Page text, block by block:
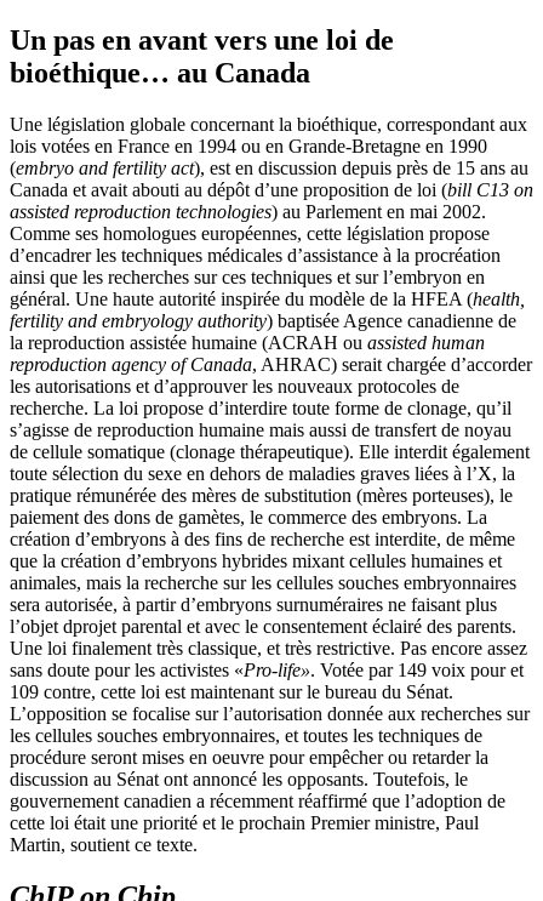
Un pas en avant vers une loi de
bioéthique… au Canada
Une législation globale concernant la bioéthique, correspondant aux
lois votées en France en 1994 ou en Grande-Bretagne en 1990
(embryo and fertility act), est en discussion depuis près de 15 ans au
Canada et avait abouti au dépôt d’une proposition de loi (bill C13 on
assisted reproduction technologies) au Parlement en mai 2002.
Comme ses homologues européennes, cette législation propose
d’encadrer les techniques médicales d’assistance à la procréation
ainsi que les recherches sur ces techniques et sur l’embryon en
général. Une haute autorité inspirée du modèle de la HFEA (health,
fertility and embryology authority) baptisée Agence canadienne de
la reproduction assistée humaine (ACRAH ou assisted human
reproduction agency of Canada, AHRAC) serait chargée d’accorder
les autorisations et d’approuver les nouveaux protocoles de
recherche. La loi propose d’interdire toute forme de clonage, qu’il
s’agisse de reproduction humaine mais aussi de transfert de noyau
de cellule somatique (clonage thérapeutique). Elle interdit également
toute sélection du sexe en dehors de maladies graves liées à l’X, la
pratique rémunérée des mères de substitution (mères porteuses), le
paiement des dons de gamètes, le commerce des embryons. La
création d’embryons à des fins de recherche est interdite, de même
que la création d’embryons hybrides mixant cellules humaines et
animales, mais la recherche sur les cellules souches embryonnaires
sera autorisée, à partir d’embryons surnuméraires ne faisant plus
l’objet dprojet parental et avec le consentement éclairé des parents.
Une loi finalement très classique, et très restrictive. Pas encore assez
sans doute pour les activistes «Pro-life». Votée par 149 voix pour et
109 contre, cette loi est maintenant sur le bureau du Sénat.
L’opposition se focalise sur l’autorisation donnée aux recherches sur
les cellules souches embryonnaires, et toutes les techniques de
procédure seront mises en oeuvre pour empêcher ou retarder la
discussion au Sénat ont annoncé les opposants. Toutefois, le
gouvernement canadien a récemment réaffirmé que l’adoption de
cette loi était une priorité et le prochain Premier ministre, Paul
Martin, soutient ce texte.